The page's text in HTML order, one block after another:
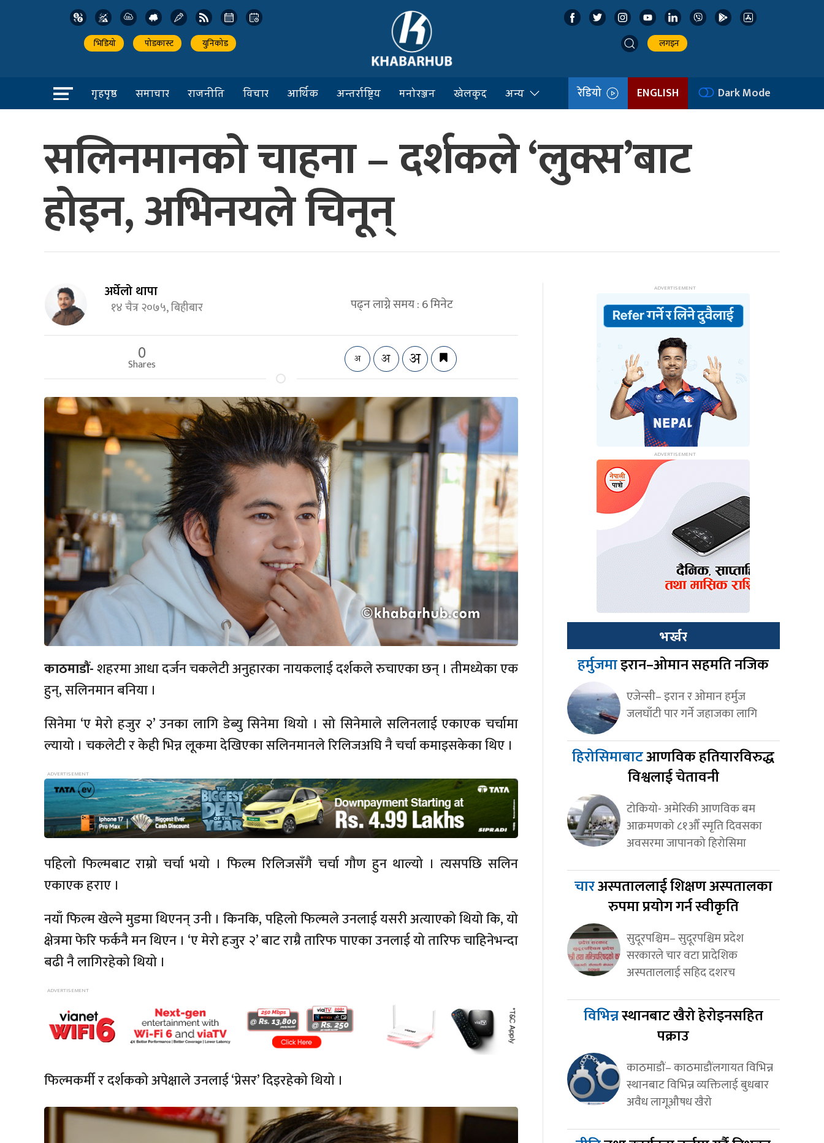
भिडियो पोडकास्ट युनिकोड लगइन
गृहपृष्ठ समाचार राजनीति विचार आर्थिक अन्तर्राष्ट्रिय मनोरञ्जन खेलकुद अन्य रेडियो ENGLISH Dark Mode
सलिनमानको चाहना – दर्शकले ‘लुक्स’बाट
होइन, अभिनयले चिनून्
अर्घेलो थापा
१४ चैत्र २०७५, बिहीबार पढ्न लाग्ने समय :6मिनेट
0
Shares
काठमाडौं-शहरमा आधा दर्जन चकलेटी अनुहारका नायकलाई दर्शकले रुचाएका छन् । तीमध्येका एक
हुन्, सलिनमान बनिया ।
सिनेमा ‘ए मेरो हजुर २’ उनका लागि डेब्यु सिनेमा थियो । सो सिनेमाले सलिनलाई एकाएक चर्चामा
ल्यायो । चकलेटी र केही भिन्न लूकमा देखिएका सलिनमानले रिलिजअघि नै चर्चा कमाइसकेका थिए ।
पहिलो फिल्मबाट राम्रो चर्चा भयो । फिल्म रिलिजसँगै चर्चा गौण हुन थाल्यो । त्यसपछि सलिन
एकाएक हराए ।
नयाँ फिल्म खेल्ने मुडमा थिएनन् उनी । किनकि, पहिलो फिल्मले उनलाई यसरी अत्याएको थियो कि, यो
क्षेत्रमा फेरि फर्कनै मन थिएन । ‘ए मेरो हजुर २’ बाट राम्रै तारिफ पाएका उनलाई यो तारिफ चाहिनेभन्दा
बढी नै लागिरहेको थियो ।
फिल्मकर्मी र दर्शकको अपेक्षाले उनलाई ‘प्रेसर’ दिइरहेको थियो ।
भर्खर
हर्मुजमाइरान–ओमान सहमति नजिक
एजेन्सी– इरान र ओमान हर्मुज
जलघाँटी पार गर्ने जहाजका लागि
हिरोसिमाबाटआणविक हतियारविरुद्ध
विश्वलाई चेतावनी
टोकियो- अमेरिकी आणविक बम
आक्रमणको ८१औँ स्मृति दिवसका
अवसरमा जापानको हिरोसिमा
चारअस्पताललाई शिक्षण अस्पतालका
रुपमा प्रयोग गर्न स्वीकृति
सुदूरपश्चिम– सुदूरपश्चिम प्रदेश
सरकारले चार वटा प्रादेशिक
अस्पताललाई सहिद दशरच
विभिन्नस्थानबाट खैरो हेरोइनसहित
पक्राउ
काठमाडौं– काठमाडौंलगायत विभिन्न
स्थानबाट विभिन्न व्यक्तिलाई बुधबार
अवैध लागूऔषध खैरो